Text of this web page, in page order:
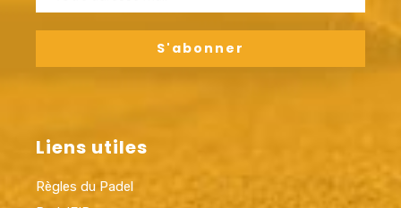
Liens utiles
Règles du Padel